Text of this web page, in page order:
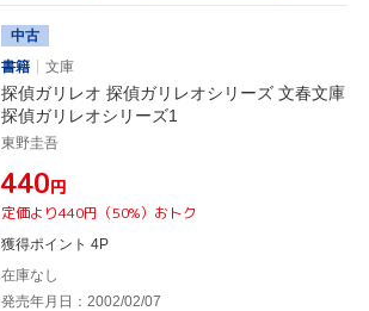
中古
書籍
文庫
探偵ガリレオ 探偵ガリレオシリーズ 文春文庫
探偵ガリレオシリーズ1
東野圭吾
¥440円
定価より440円（50%）おトク
獲得ポイント 4P
在庫なし
発売年月日：2002/02/07